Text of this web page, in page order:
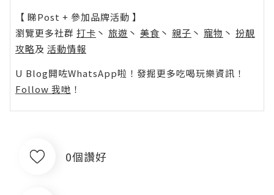
【 睇Post + 參加品牌活動 】
瀏覽更多社群 打卡 丶 旅遊 丶 美食 丶 親子 丶 寵物 丶 扮靚
攻略及 活動情報
U Blog開咗WhatsApp啦！發掘更多吃喝玩樂資訊！
Follow 我哋 ！
0個讚好